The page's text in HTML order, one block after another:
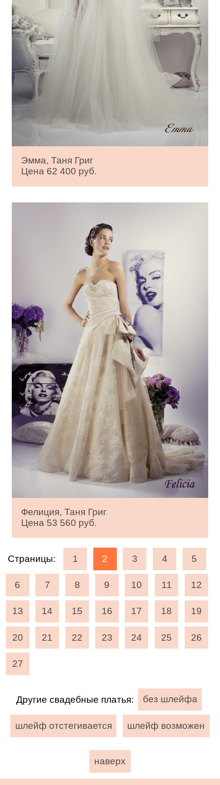
Эмма, Таня Григ
Цена 62 400 руб.
Фелиция, Таня Григ
Цена 53 560 руб.
Страницы: 1 2 3 4 5
6 7 8 9 10 11 12
13 14 15 16 17 18 19
20 21 22 23 24 25 26
27
Другие свадебные платья: без шлейфа
шлейф отстегивается шлейф возможен
наверх